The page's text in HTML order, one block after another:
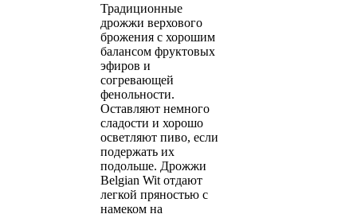
Традиционные
дрожжи верхового
брожения с хорошим
балансом фруктовых
эфиров и
согревающей
фенольности.
Оставляют немного
сладости и хорошо
осветляют пиво, если
подержать их
подольше. Дрожжи
Belgian Wit отдают
легкой пряностью с
намеком на